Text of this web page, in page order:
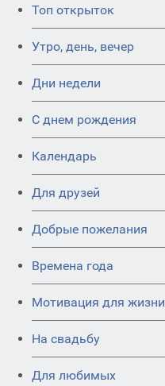
Топ открыток
Утро, день, вечер
Дни недели
C днем рождения
Календарь
Для друзей
Добрые пожелания
Времена года
Мотивация для жизни
На свадьбу
Для любимых